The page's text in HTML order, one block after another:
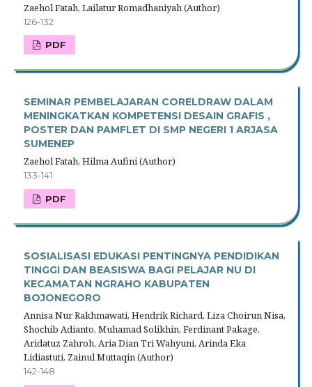
Zaehol Fatah, Lailatur Romadhaniyah (Author)
126-132
PDF
SEMINAR PEMBELAJARAN CORELDRAW DALAM
MENINGKATKAN KOMPETENSI DESAIN GRAFIS ,
POSTER DAN PAMFLET DI SMP NEGERI 1 ARJASA
SUMENEP
Zaehol Fatah, Hilma Aufini (Author)
133-141
PDF
SOSIALISASI EDUKASI PENTINGNYA PENDIDIKAN
TINGGI DAN BEASISWA BAGI PELAJAR NU DI
KECAMATAN NGRAHO KABUPATEN
BOJONEGORO
Annisa Nur Rakhmawati, Hendrik Richard, Liza Choirun Nisa,
Shochib Adianto, Muhamad Solikhin, Ferdinant Pakage,
Aridatuz Zahroh, Aria Dian Tri Wahyuni, Arinda Eka
Lidiastuti, Zainul Muttaqin (Author)
142-148